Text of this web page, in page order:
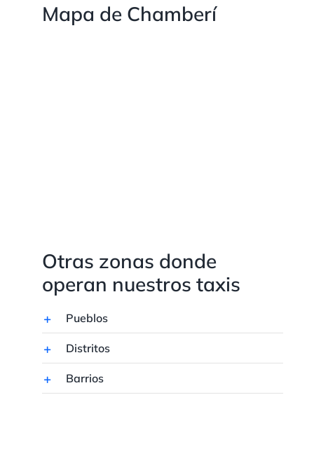
Mapa de Chamberí
Otras zonas donde
operan nuestros taxis
Pueblos
Distritos
Barrios